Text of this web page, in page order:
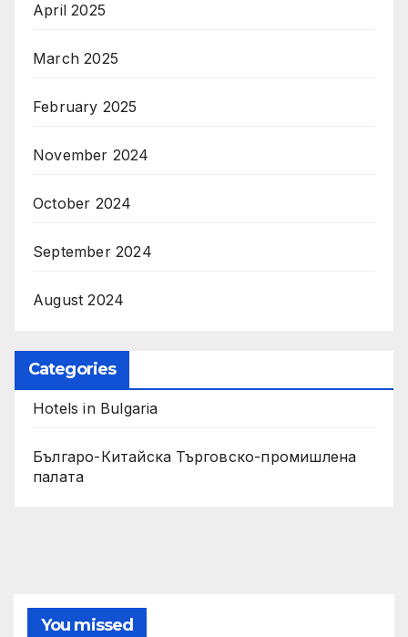
April 2025
March 2025
February 2025
November 2024
October 2024
September 2024
August 2024
Categories
Hotels in Bulgaria
Българо-Китайска Търговско-промишлена
палaта
You missed